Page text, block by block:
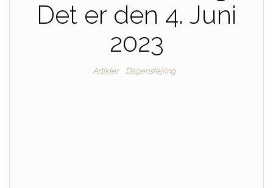
Det er den 4. Juni
2023
Artikler Dagensfejring